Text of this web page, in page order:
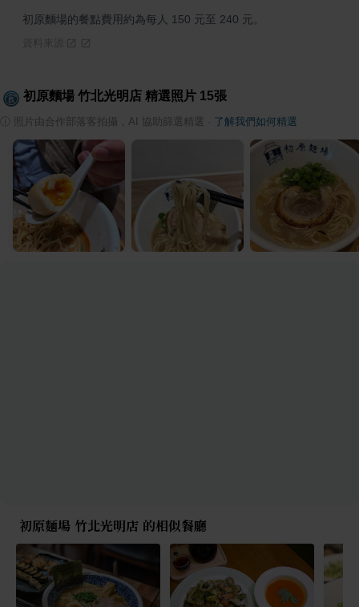
初原麵場的餐點費用約為每人 150 元至 240 元。
初原麵場 竹北光明店 精選照片 15張
照片由合作部落客拍攝，AI 協助篩選精選 了解我們如何精選
初原麵場 竹北光明店 的相似餐廳